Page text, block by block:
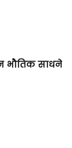
भौतिक साधने